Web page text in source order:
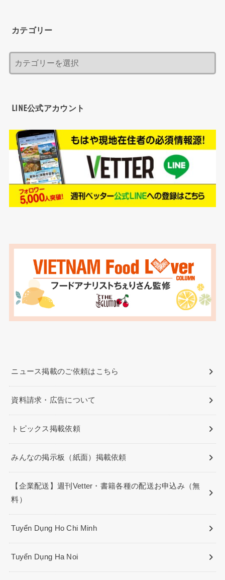
カテゴリー
LINE公式アカウント
ニュース掲載のご依頼はこちら
資料請求・広告について
トピックス掲載依頼
みんなの掲示板（紙面）掲載依頼
【企業配送】週刊Vetter・書籍各種の配送お申込み（無
料）
Tuyển Dụng Ho Chi Minh
Tuyển Dụng Ha Noi